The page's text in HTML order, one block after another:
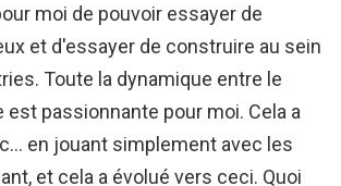
moi de pouvoir essayer de
et d'essayer de construire au sein
Toute la dynamique entre le
est passionnante pour moi. Cela a
en jouant simplement avec les
et cela a évolué vers ceci. Quoi